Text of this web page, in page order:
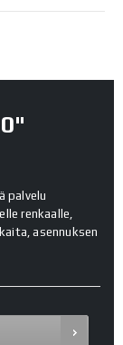
palvelu
renkaalle,
asennuksen